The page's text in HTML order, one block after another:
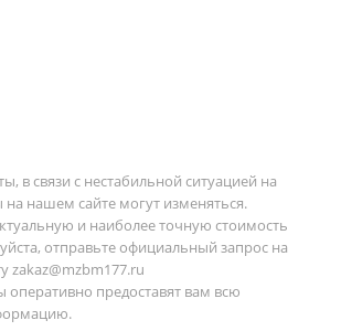
в связи с нестабильной ситуацией на
нашем сайте могут изменяться.
и наиболее точную стоимость
отправьте официальный запрос на
zakaz@mzbm177.ru
предоставят вам всю